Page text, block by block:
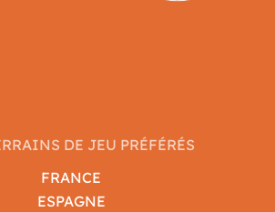
DE JEU PRÉFÉRÉS
FRANCE
ESPAGNE